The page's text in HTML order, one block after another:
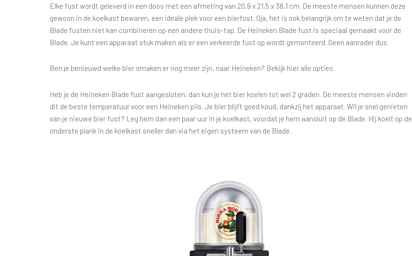
Elke fust wordt geleverd in een doos met een afmeting van 20,9 x 21,5 x 38,1 cm. De meeste mensen kunnen deze
gewoon in de koelkast bewaren, een ideale plek voor een bierfust. Oja, het is ook belangrijk om te weten dat je de
Blade fusten niet kan combineren op een andere thuis-tap. De Heineken Blade fust is speciaal gemaakt voor de
Blade. Je kunt een apparaat stuk maken als er een verkeerde fust op wordt gemonteerd. Geen aanrader dus.
Ben je benieuwd welke bier smaken er nog meer zijn, naar Heineken? Bekijk hier alle opties.
Heb je de Heineken Blade fust aangesloten, dan kun je het bier koelen tot wel 2 graden. De meeste mensen vinden
dit de beste temperatuur voor een Heineken pils. Je bier blijft goed koud, dankzij het apparaat. Wil je snel genieten
van je nieuwe bier fust? Leg hem dan een paar uur in je koelkast, voordat je hem aansluit op de Blade. Hij koelt op de
onderste plank in de koelkast sneller dan via het eigen systeem van de Blade.